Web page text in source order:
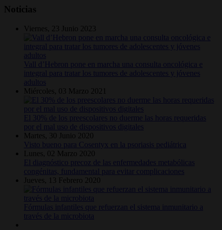
Noticias
Viernes, 23 Junio 2023
Vall d’Hebron pone en marcha una consulta oncológica e
integral para tratar los tumores de adolescentes y jóvenes
adultos
Miércoles, 03 Marzo 2021
El 30% de los preescolares no duerme las horas requeridas
por el mal uso de dispositivos digitales
Martes, 30 Junio 2020
Visto bueno para Cosentyx en la psoriasis pediátrica
Lunes, 02 Marzo 2020
El diagnóstico precoz de las enfermedades metabólicas
congénitas, fundamental para evitar complicaciones
Jueves, 13 Febrero 2020
Fórmulas infantiles que refuerzan el sistema inmunitario a
través de la microbiota